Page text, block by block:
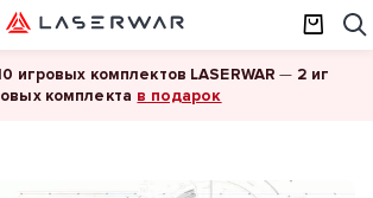
игровых комплектов LASERWAR — 2 иг
комплекта в подарок